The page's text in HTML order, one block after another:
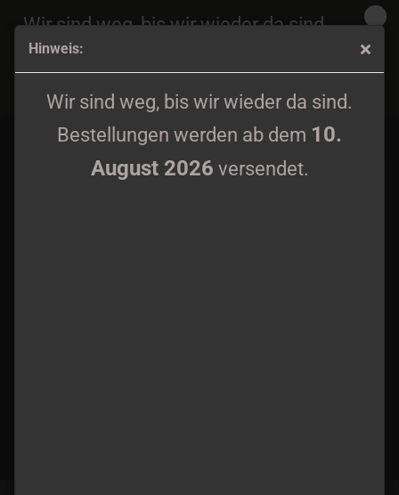
Hinweis:
Wir sind weg, bis wir wieder da sind.
Bestellungen werden ab dem 10.
August 2026 versendet.
Wir sind weg, bis wir wieder da sind.
Bestellungen werden ab dem
August 2026
versendet.